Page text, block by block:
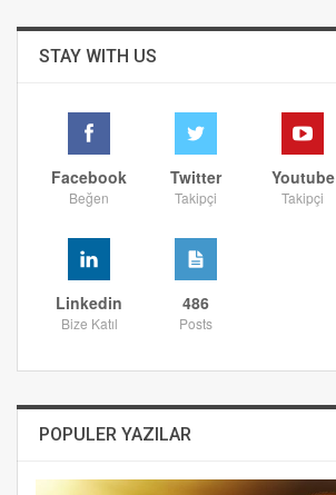
STAY WITH US
Facebook
Beğen
Twitter
Takipçi
Youtube
Takipçi
Linkedin
Bize Katıl
486
Posts
POPULER YAZILAR